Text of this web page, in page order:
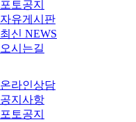
포토공지
자유게시판
최신 NEWS
오시는길
온라인상담
공지사항
포토공지